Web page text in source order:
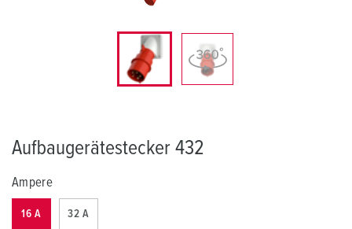
Aufbaugerätestecker 432
Ampere
16 A 32 A